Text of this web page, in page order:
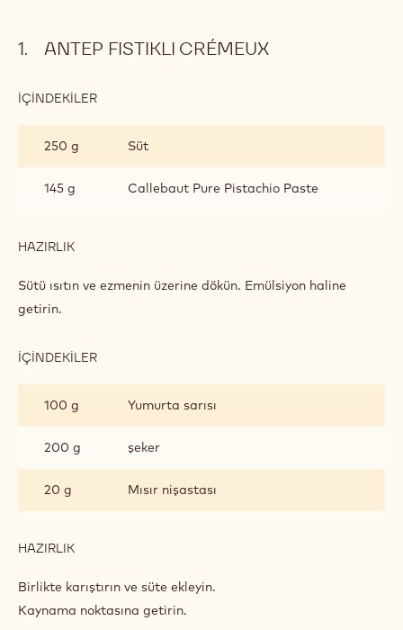
ANTEP FISTIKLI CRÉMEUX
İÇINDEKILER
CRÉMEUX
250 g Süt
145 g Callebaut Pure Pistachio Paste
HAZIRLIK
FISTIKLI
Sütü ısıtın ve ezmenin üzerine dökün. Emülsiyon haline
getirin.
İÇINDEKILER
CRÉMEUX
100 g Yumurta sarısı
200 g şeker
20 g Mısır nişastası
HAZIRLIK
FISTIKLI
Birlikte karıştırın ve süte ekleyin.
Kaynama noktasına getirin.